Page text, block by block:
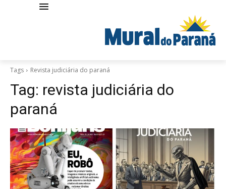
Tags Revista judiciária do paraná
Tag: revista judiciária do
paraná